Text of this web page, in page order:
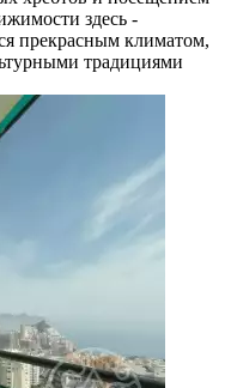
здесь -
прекрасным климатом,
традициями